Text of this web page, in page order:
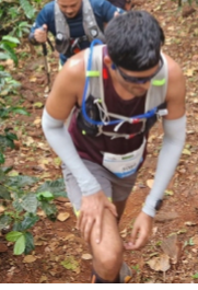
Trailrun